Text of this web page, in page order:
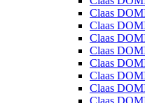
Claas
Claas
Claas
Claas
Claas
Claas
Claas
Claas